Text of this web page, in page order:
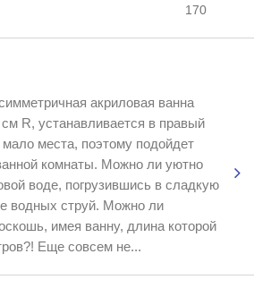
170
акриловая ванна
R, устанавливается в правый
места, поэтому подойдет
комнаты. Можно ли уютно
воде, погрузившись в сладкую
водных струй. Можно ли
имея ванну, длина которой
Еще совсем не...